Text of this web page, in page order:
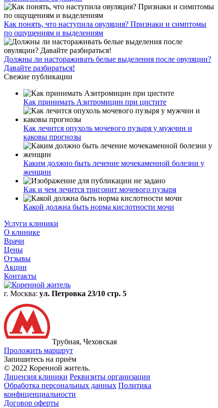
Как понять, что наступила овуляция? Признаки и симптомы
по ощущениям и выделениям
Должны ли настораживать белые выделения после овуляции?
Давайте разбираться!
Свежие публикации
Как принимать Азитромицин при цистите
Как лечится опухоль мочевого пузыря у мужчин и
каковы прогнозы
Каким должно быть лечение мочекаменной болезни у
женщин
Как и чем лечится тригонит мочевого пузыря
Какой должна быть норма кислотности мочи
Услуги клиники
О клинике
Врачи
Цены
Отзывы
Акции
Контакты
г. Москва: ул. Петровка 23/10 стр. 5
Трубная, Чеховская
Проложить маршрут
Запишитесь на приём
© 2022 Коренной житель.
Лицензия клиники Реквизиты организации
Обработка персональных данных Политика
конфиценциальности
Договор оферты